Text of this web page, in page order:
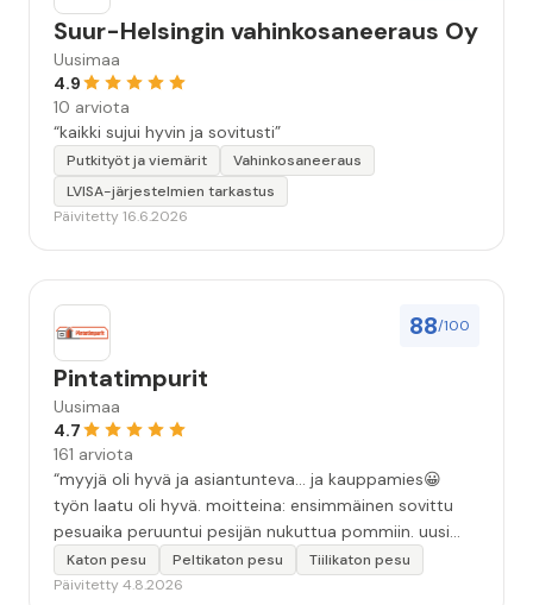
Suur-Helsingin vahinkosaneeraus Oy
Uusimaa
4.9
10 arviota
“kaikki sujui hyvin ja sovitusti”
Putkityöt ja viemärit
Vahinkosaneeraus
LVISA-järjestelmien tarkastus
Päivitetty 16.6.2026
88/100
Pintatimpurit
Uusimaa
4.7
161 arviota
“myyjä oli hyvä ja asiantunteva... ja kauppamies😀
työn laatu oli hyvä. moitteina: ensimmäinen sovittu
pesuaika peruuntui pesijän nukuttua pommiin. uusi
aika piti ja työn jälki oikein hyvää ja osaavaa. toinen
murhe tuli koska olimme matkoilla ja jossain
Katon pesu Peltikaton pesu
Tiilikaton pesu
Päivitetty 4.8.2026